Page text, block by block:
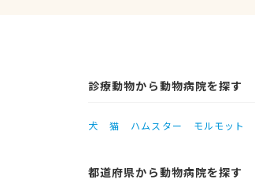
診療動物から動物病院を探す
犬 猫 ハムスター モルモット
都道府県から動物病院を探す